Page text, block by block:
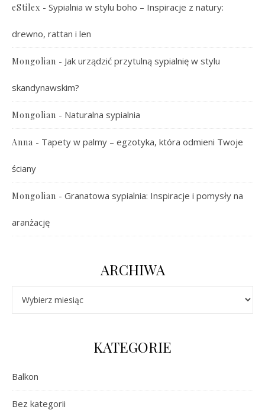
eStilex - Sypialnia w stylu boho – Inspiracje z natury:
drewno, rattan i len
Mongolian - Jak urządzić przytulną sypialnię w stylu
skandynawskim?
Mongolian - Naturalna sypialnia
Anna - Tapety w palmy – egzotyka, która odmieni Twoje
ściany
Mongolian - Granatowa sypialnia: Inspiracje i pomysły na
aranżację
ARCHIWA
KATEGORIE
Balkon
Bez kategorii